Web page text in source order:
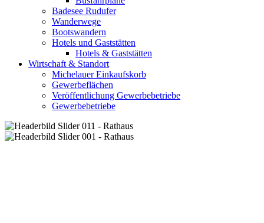
Badesee Rudufer
Wanderwege
Bootswandern
Hotels und Gaststätten
Hotels & Gaststätten
Wirtschaft & Standort
Michelauer Einkaufskorb
Gewerbeflächen
Veröffentlichung Gewerbebetriebe
Gewerbebetriebe